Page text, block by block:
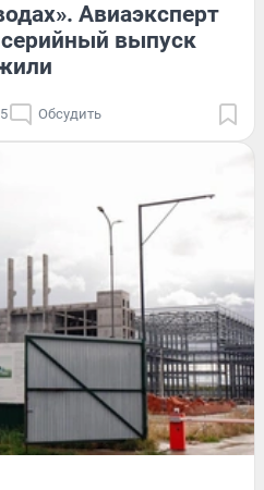
Авиаэксперт
выпуск
Обсудить